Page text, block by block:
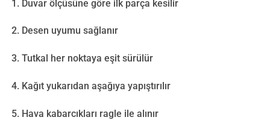
Duvar ölçüsüne göre ilk parça kesilir
Desen uyumu sağlanır
Tutkal her noktaya eşit sürülür
Kağıt yukarıdan aşağıya yapıştırılır
Hava kabarcıkları ragle ile alınır